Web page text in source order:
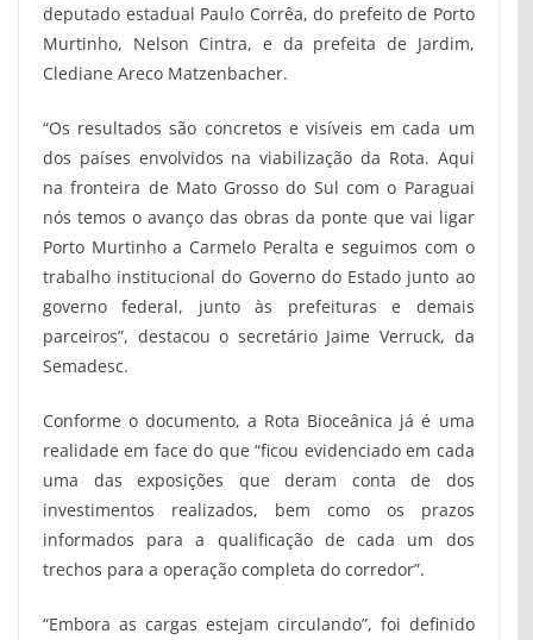
deputado estadual Paulo Corrêa, do prefeito de Porto
Murtinho, Nelson Cintra, e da prefeita de Jardim,
Clediane Areco Matzenbacher.
“Os resultados são concretos e visíveis em cada um
dos países envolvidos na viabilização da Rota. Aqui
na fronteira de Mato Grosso do Sul com o Paraguai
nós temos o avanço das obras da ponte que vai ligar
Porto Murtinho a Carmelo Peralta e seguimos com o
trabalho institucional do Governo do Estado junto ao
governo federal, junto às prefeituras e demais
parceiros”, destacou o secretário Jaime Verruck, da
Semadesc.
Conforme o documento, a Rota Bioceânica já é uma
realidade em face do que “ficou evidenciado em cada
uma das exposições que deram conta de dos
investimentos realizados, bem como os prazos
informados para a qualificação de cada um dos
trechos para a operação completa do corredor”.
“Embora as cargas estejam circulando”, foi definido